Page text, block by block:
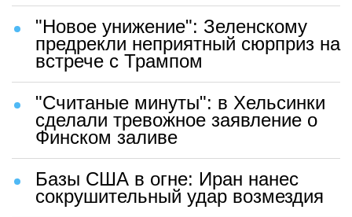
"Новое унижение": Зеленскому
предрекли неприятный сюрприз на
встрече с Трампом
"Считаные минуты": в Хельсинки
сделали тревожное заявление о
Финском заливе
Базы США в огне: Иран нанес
сокрушительный удар возмездия